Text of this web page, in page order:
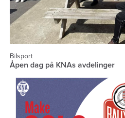
Bilsport
Åpen dag på KNAs avdelinger